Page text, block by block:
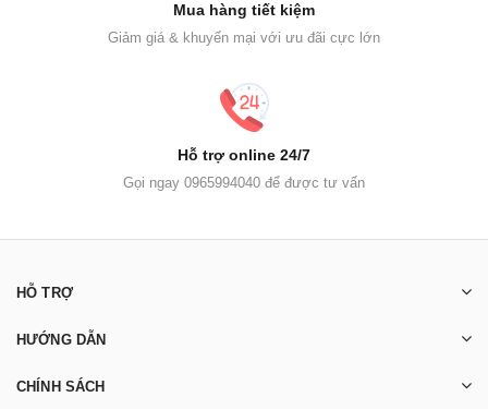
Mua hàng tiết kiệm
Giảm giá & khuyến mại với ưu đãi cực lớn
Hỗ trợ online 24/7
Gọi ngay 0965994040 để được tư vấn
HỖ TRỢ
HƯỚNG DẪN
CHÍNH SÁCH